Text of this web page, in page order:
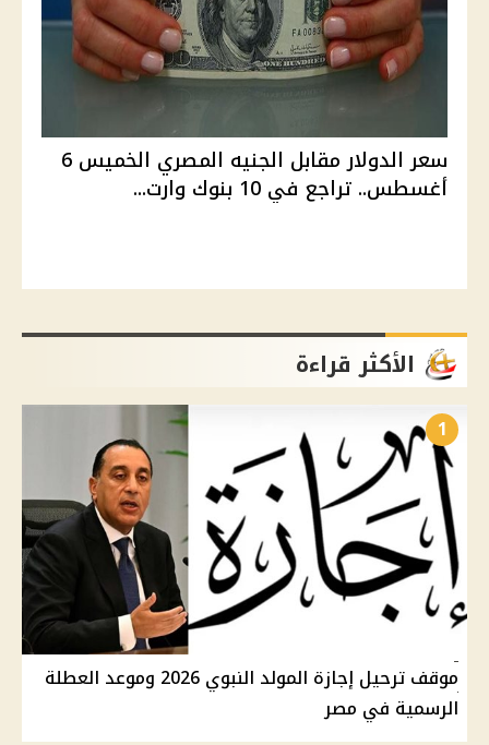
سعر الدولار مقابل الجنيه المصري الخميس 6
أغسطس.. تراجع في 10 بنوك وارت...
الأكثر قراءة
1
موقف ترحيل إجازة المولد النبوي 2026 وموعد العطلة
الرسمية في مصر